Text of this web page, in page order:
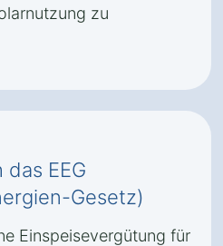
zu
EEG
Gesetz)
Einspeisevergütung für